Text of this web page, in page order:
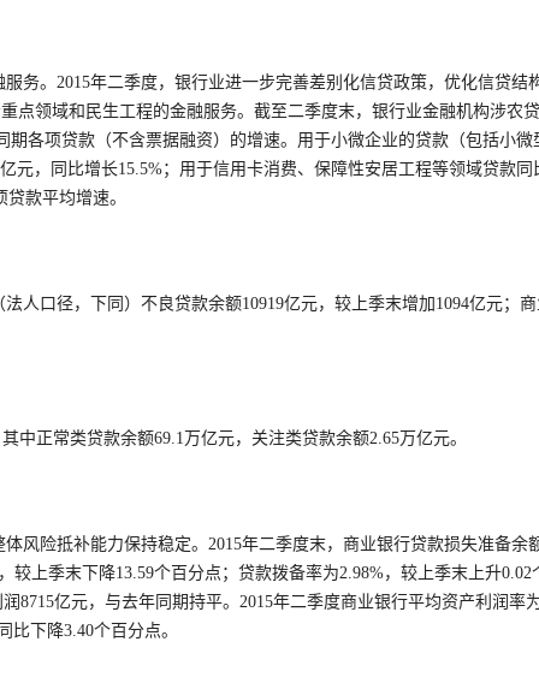
务。2015年二季度，银行业进一步完善差别化信贷政策，优化信贷结
点领域和民生工程的金融服务。截至二季度末，银行业金融机构涉农
期各项贷款（不含票据融资）的增速。用于小微企业的贷款（包括小微
元，同比增长15.5%；用于信用卡消费、保障性安居工程等领域贷款同
款平均增速。
人口径，下同）不良贷款余额10919亿元，较上季末增加1094亿元；
中正常类贷款余额69.1万亿元，关注类贷款余额2.65万亿元。
风险抵补能力保持稳定。2015年二季度末，商业银行贷款损失准备余
较上季末下降13.59个百分点；贷款拨备率为2.98%，较上季末上升0.02
8715亿元，与去年同期持平。2015年二季度商业银行平均资产利润率
比下降3.40个百分点。